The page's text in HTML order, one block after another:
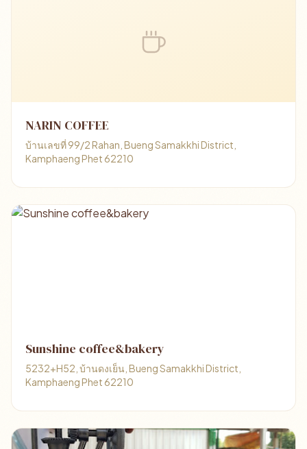
NARIN COFFEE
บ้านเลขที่ 99/2 Rahan, Bueng Samakkhi District,
Kamphaeng Phet 62210
Sunshine coffee&bakery
5232+H52, บ้านดงเย็น, Bueng Samakkhi District,
Kamphaeng Phet 62210